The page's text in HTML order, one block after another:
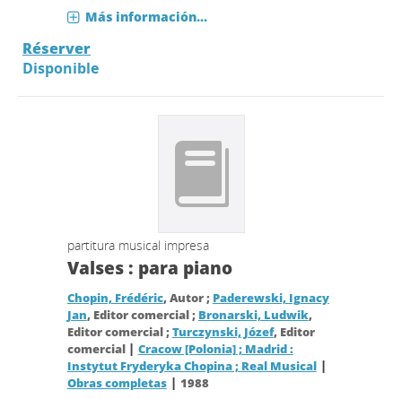
Más información...
Réserver
Disponible
partitura musical impresa
Valses : para piano
Chopin, Frédéric, Autor ; Paderewski, Ignacy
Jan, Editor comercial ; Bronarski, Ludwik,
Editor comercial ;Turczynski, Józef, Editor
comercial | Cracow [Polonia] ; Madrid :
Instytut Fryderyka Chopina ; Real Musical|
Obras completas| 1988